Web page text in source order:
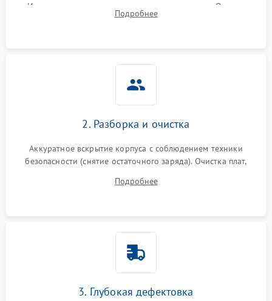
Измерение входного и выходного напряжения. Оценка
реакции ИБП на отключение основного питания без
Подробнее
2. Разборка и очистка
Аккуратное вскрытие корпуса с соблюдением техники
безопасности (снятие остаточного заряда). Очистка плат,
и кистей для предотвращения перегрева и замыканий.
Подробнее
3. Глубокая дефектовка